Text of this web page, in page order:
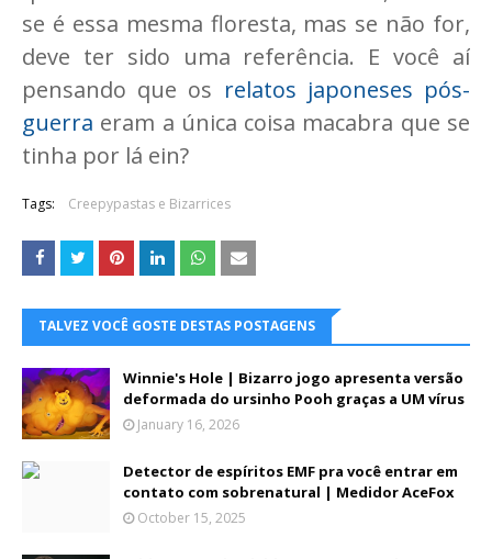
se é essa mesma floresta, mas se não for,
deve ter sido uma referência. E você aí
pensando que os relatos japoneses pós-
guerra eram a única coisa macabra que se
tinha por lá ein?
Tags: Creepypastas e Bizarrices
TALVEZ VOCÊ GOSTE DESTAS POSTAGENS
Winnie's Hole | Bizarro jogo apresenta versão
deformada do ursinho Pooh graças a UM vírus
January 16, 2026
Detector de espíritos EMF pra você entrar em
contato com sobrenatural | Medidor AceFox
October 15, 2025